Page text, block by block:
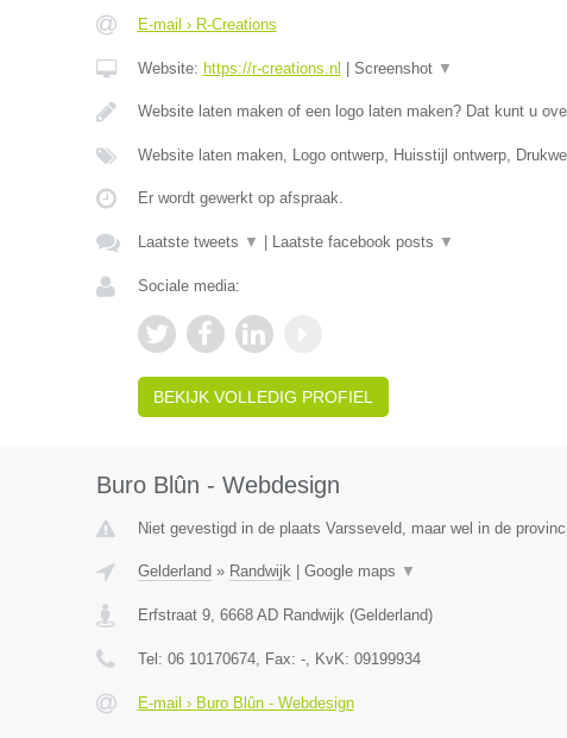
E-mail › R-Creations
Website: https://r-creations.nl Screenshot ▼
Website laten maken of een logo laten maken? Dat kunt u
Website laten maken, Logo ontwerp, Huisstijl ontwerp,
Er wordt gewerkt op afspraak.
Laatste tweets ▼ Laatste facebook posts ▼
Sociale media:
BEKIJK VOLLEDIG PROFIEL
Buro Blûn - Webdesign
Niet gevestigd in de plaats Varsseveld, maar wel in de
Gelderland » Randwijk| Google maps ▼
Erfstraat 9, 6668 AD Randwijk(Gelderland)
Tel: 06 10170674, Fax: -, KvK: 09199934
E-mail › Buro Blûn - Webdesign